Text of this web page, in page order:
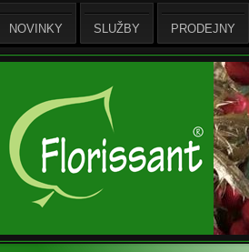
NOVINKY SLUŽBY PRODEJNY